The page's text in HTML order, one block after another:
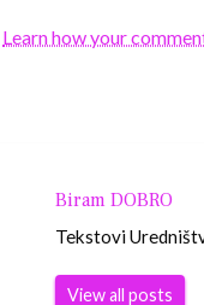
Learn how your
Biram DOBRO
Tekstovi
View all posts